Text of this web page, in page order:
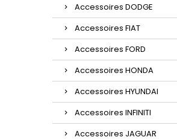
Accessoires DODGE
Accessoires FIAT
Accessoires FORD
Accessoires HONDA
Accessoires HYUNDAI
Accessoires INFINITI
Accessoires JAGUAR